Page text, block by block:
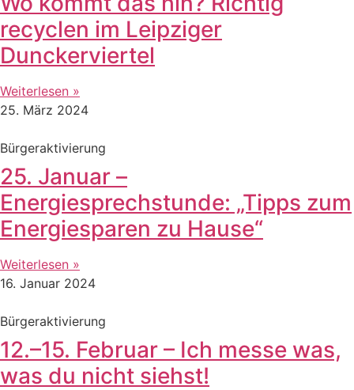
recyclen im Leipziger
Dunckerviertel
Weiterlesen »
25. März 2024
Bürgeraktivierung
25. Januar –
Energiesprechstunde: „Tipps zum
Energiesparen zu Hause“
Weiterlesen »
16. Januar 2024
Bürgeraktivierung
12.–15. Februar – Ich messe was,
was du nicht siehst!